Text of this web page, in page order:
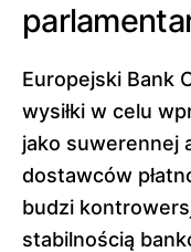
Europejski Bank
wysiłki w celu
jako suwerennej
dostawców
budzi
stabilnością